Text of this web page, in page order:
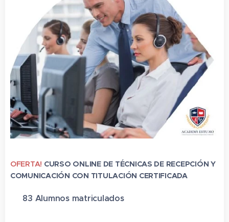
OFERTA! CURSO ONLINE DE TÉCNICAS DE RECEPCIÓN Y
COMUNICACIÓN CON TITULACIÓN CERTIFICADA
✔ 83 Alumnos matriculados